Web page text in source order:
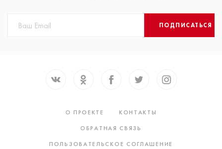
ПОДПИСАТЬСЯ
О ПРОЕКТЕ
КОНТАКТЫ
ОБРАТНАЯ СВЯЗЬ
ПОЛЬЗОВАТЕЛЬСКОЕ СОГЛАШЕНИЕ